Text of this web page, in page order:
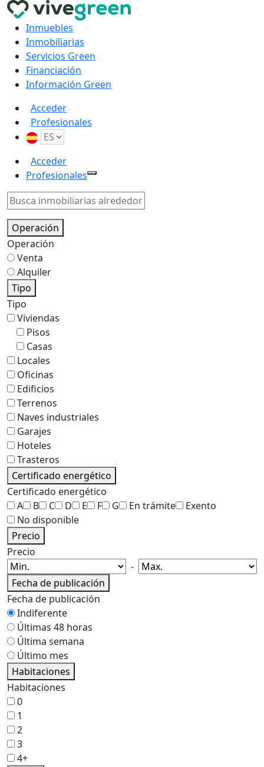
Inmuebles
Inmobiliarias
Servicios Green
Financiación
Información Green
Acceder
Profesionales
Acceder
Profesionales
Operación
Operación
Venta
Alquiler
Tipo
Tipo
Viviendas
Pisos
Casas
Locales
Oficinas
Edificios
Terrenos
Naves industriales
Garajes
Hoteles
Trasteros
Certificado energético
Certificado energético
A
B C D E F G En trámite
Exento
No disponible
Precio
Precio
-
Fecha de publicación
Fecha de publicación
Indiferente
Últimas 48 horas
Última semana
Último mes
Habitaciones
Habitaciones
0
1
2
3
4+